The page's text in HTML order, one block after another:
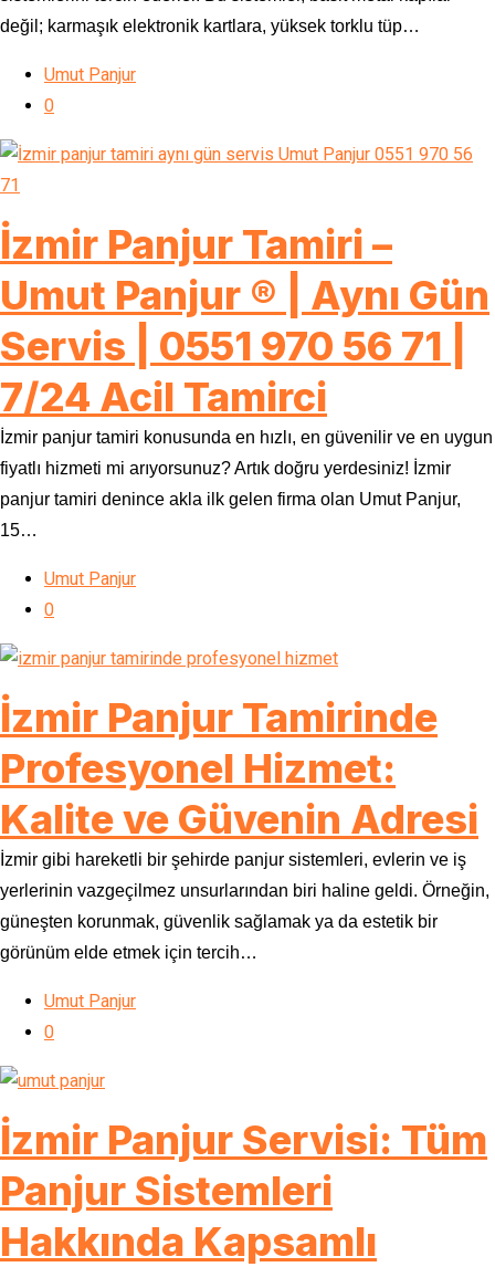
değil; karmaşık elektronik kartlara, yüksek torklu tüp…
Umut Panjur
0
İzmir Panjur Tamiri –
Umut Panjur ® | Aynı Gün
Servis | 0551 970 56 71 |
7/24 Acil Tamirci
İzmir panjur tamiri konusunda en hızlı, en güvenilir ve en uygun
fiyatlı hizmeti mi arıyorsunuz? Artık doğru yerdesiniz! İzmir
panjur tamiri denince akla ilk gelen firma olan Umut Panjur,
15…
Umut Panjur
0
İzmir Panjur Tamirinde
Profesyonel Hizmet:
Kalite ve Güvenin Adresi
İzmir gibi hareketli bir şehirde panjur sistemleri, evlerin ve iş
yerlerinin vazgeçilmez unsurlarından biri haline geldi. Örneğin,
güneşten korunmak, güvenlik sağlamak ya da estetik bir
görünüm elde etmek için tercih…
Umut Panjur
0
İzmir Panjur Servisi: Tüm
Panjur Sistemleri
Hakkında Kapsamlı